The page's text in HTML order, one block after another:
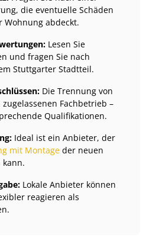
die eventuelle Schäden
Wohnung abdeckt.
Lesen Sie
und fragen Sie nach
Stuttgarter Stadtteil.
Die Trennung von
Fachbetrieb –
Qualifikationen.
Ideal ist ein Anbieter, der
mit Montage der neuen
kann.
Lokale Anbieter können
reagieren als